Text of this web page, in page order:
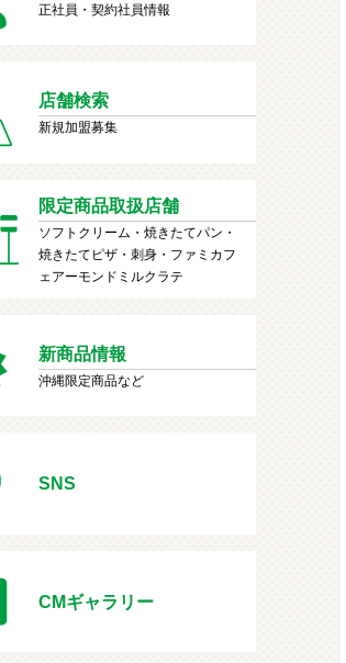
正社員・契約社員情報
店舗検索
新規加盟募集
限定商品取扱店舗
ソフトクリーム・焼きたてパン・
焼きたてピザ・刺身・ファミカフ
ェアーモンドミルクラテ
新商品情報
沖縄限定商品など
SNS
CMギャラリー